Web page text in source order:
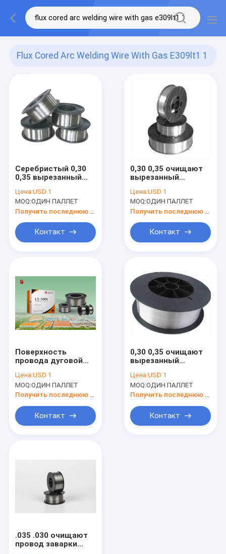
Flux Cored Arc Welding Wire With Gas E309lt1 1
Серебристый 0,30
0,35 вырезанный
потоком провод
дуговой сварки с
газом AWS A5.22
E309LT1-1 1.6mm
Цена:USD 1
MOQ:ОДИН ПАЛЛЕТ
Контакт
0,30 0,35 очищают
вырезанный
провод дуговой
сварки с газом AWS
A5.22 E309LT1-1 1,2
1,4 1.6mm
Цена:USD 1
MOQ:ОДИН ПАЛЛЕТ
Контакт
Поверхность
провода дуговой
серебристым
вырезанная
сердцевина из
серебристая
Цена:USD 1
MOQ:ОДИН ПАЛЛЕТ
Контакт
0,30 0,35 очищают
вырезанный
провод дуговой
сварки с газом AWS
A5.22 E309LT1-1 1,2
Цена:USD 1
MOQ:ОДИН ПАЛЛЕТ
Контакт
.035 .030 очищают
провод заварки